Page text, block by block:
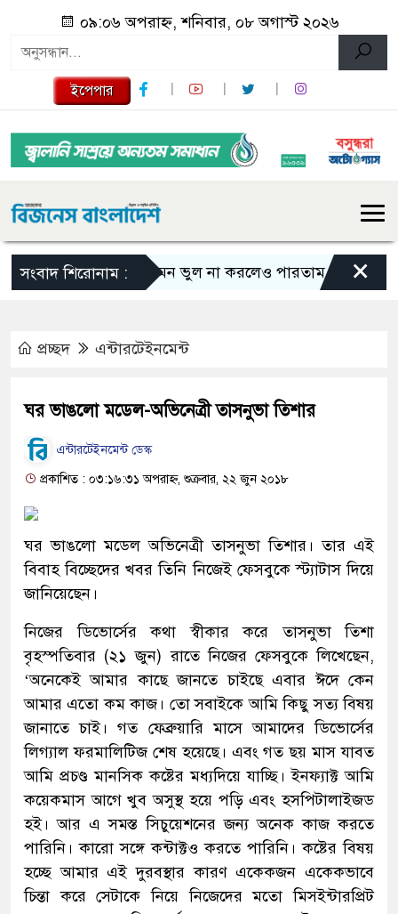
০৯:০৬ অপরাহ্ন, শনিবার, ০৮ অগাস্ট ২০২৬
ইপেপার
সংবাদ শিরোনাম :এমন ভুল না করলেও পারতাম : শাকিব খান
×
প্রচ্ছদ এন্টারটেইনমেন্ট
ঘর ভাঙলো মডেল-অভিনেত্রী তাসনুভা তিশার
এন্টারটেইনমেন্ট ডেস্ক
প্রকাশিত : ০৩:১৬:৩১ অপরাহ্ন, শুক্রবার, ২২ জুন ২০১৮
ঘর ভাঙলো মডেল অভিনেত্রী তাসনুভা তিশার। তার এই
বিবাহ বিচ্ছেদের খবর তিনি নিজেই ফেসবুকে স্ট্যাটাস দিয়ে
জানিয়েছেন।
নিজের ডিভোর্সের কথা স্বীকার করে তাসনুভা তিশা
বৃহস্পতিবার (২১ জুন) রাতে নিজের ফেসবুকে লিখেছেন,
‘অনেকেই আমার কাছে জানতে চাইছে এবার ঈদে কেন
আমার এতো কম কাজ। তো সবাইকে আমি কিছু সত্য বিষয়
জানাতে চাই। গত ফেব্রুয়ারি মাসে আমাদের ডিভোর্সের
লিগ্যাল ফরমালিটিজ শেষ হয়েছে। এবং গত ছয় মাস যাবত
আমি প্রচণ্ড মানসিক কষ্টের মধ্যদিয়ে যাচ্ছি। ইনফ্যাক্ট আমি
কয়েকমাস আগে খুব অসুস্থ হয়ে পড়ি এবং হসপিটালাইজড
হই। আর এ সমস্ত সিচুয়েশনের জন্য অনেক কাজ করতে
পারিনি। কারো সঙ্গে কন্টাক্টও করতে পারিনি। কষ্টের বিষয়
হচ্ছে আমার এই দুরবস্থার কারণ একেকজন একেকভাবে
চিন্তা করে সেটাকে নিয়ে নিজেদের মতো মিসইন্টারপ্রিট